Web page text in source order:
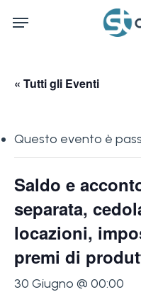
Menu
« Tutti gli Eventi
Questo evento è
Saldo e
separata,
locazioni,
premi di
30 Giugno @ 00:00